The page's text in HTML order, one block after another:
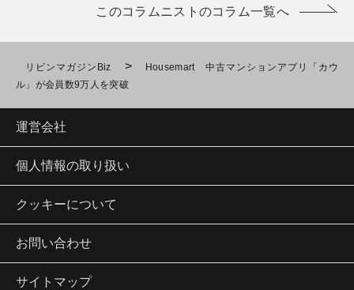
このコラムニストのコラム一覧へ
リビンマガジンBiz >
Housemart 中古マンションアプリ「カウ
ル」が会員数9万人を突破
運営会社
個人情報の取り扱い
クッキーについて
お問い合わせ
サイトマップ